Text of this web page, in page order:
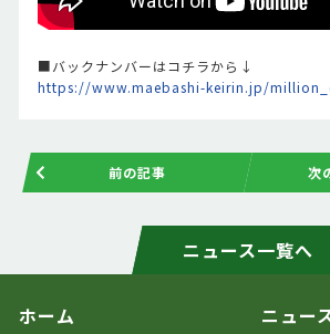
■バックナンバーはコチラから↓
https://www.maebashi-keirin.jp/
前の記事 次
ニュース一覧へ
ホーム ニュー